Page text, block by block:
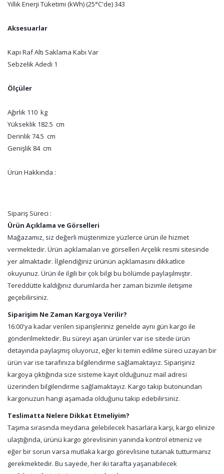
Yıllık Enerji Tüketimi (kWh) (25°C'de) 343
Aksesuarlar
Kapı Raf Altı Saklama Kabı Var
Sebzelik Adedi 1
Ölçüler
Ağırlık 110 kg
Yükseklik 182.5 cm
Derinlik 74.5 cm
Genişlik 84 cm
Ürün Hakkında :
Sipariş Süreci :
Ürün Açıklama ve Görselleri
Mağazamız, siz değerli müşterimize yüzlerce ürün ile hizmet
vermektedir. Ürün açıklamaları ve görselleri Arçelik resmi sitesinde
yer almaktadır. İlgilendiğiniz ürünün açıklamasını dikkatlice
okuyunuz. Ürün ile ilgili bir çok bilgi bu bölümde paylaşılmıştır.
Tereddütte kaldığınız durumlarda her zaman bizimle iletişime
geçebilirsiniz.
Siparişim Ne Zaman Kargoya Verilir?
16:00'ya kadar verilen siparişleriniz genelde aynı gün kargo ile
gönderilmektedir. Bu süreyi aşan ürünler var ise sitede ürün
detayında paylaşmış oluyoruz, eğer ki temin edilme süreci uzayan bir
ürün var ise tarafınıza bilgilendirme sağlamaktayız. Siparişiniz
kargoya çıktığında size sisteme kayıt olduğunuz mail adresi
üzerinden bilgilendirme sağlamaktayız. Kargo takip butonundan
kargonuzun hangi aşamada olduğunu takip edebilirsiniz.
Teslimatta Nelere Dikkat Etmeliyim?
Taşıma sırasında meydana gelebilecek hasarlara karşı, kargo elinize
ulaştığında, ürünü kargo görevlisinin yanında kontrol etmeniz ve
eğer bir sorun varsa mutlaka kargo görevlisine tutanak tutturmanız
gerekmektedir. Bu sayede, her iki tarafta yaşanabilecek